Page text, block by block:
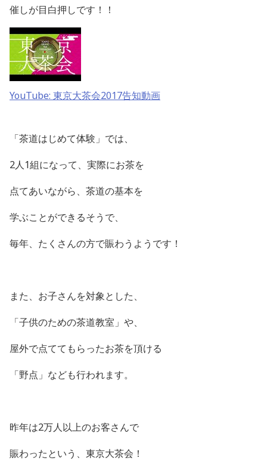
催しが目白押しです！！
YouTube: 東京大茶会2017告知動画
「茶道はじめて体験」では、
2人1組になって、実際にお茶を
点てあいながら、茶道の基本を
学ぶことができるそうで、
毎年、たくさんの方で賑わうようです！
また、お子さんを対象とした、
「子供のための茶道教室」や、
屋外で点ててもらったお茶を頂ける
「野点」なども行われます。
昨年は2万人以上のお客さんで
賑わったという、東京大茶会！